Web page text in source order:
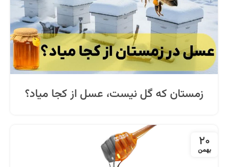
زمستان که گل نیست، عسل از کجا میاد؟
20
بهمن